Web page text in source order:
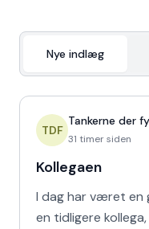
Nye indlæg
TDF
Tankerne der
31 timer siden
Kollegaen
I dag har været en
en tidligere